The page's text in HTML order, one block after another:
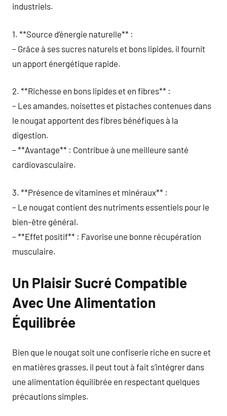
industriels.
1. **Source d’énergie naturelle** :
– Grâce à ses sucres naturels et bons lipides, il fournit
un apport énergétique rapide.
2. **Richesse en bons lipides et en fibres** :
– Les amandes, noisettes et pistaches contenues dans
le nougat apportent des fibres bénéfiques à la
digestion.
– **Avantage** : Contribue à une meilleure santé
cardiovasculaire.
3. **Présence de vitamines et minéraux** :
– Le nougat contient des nutriments essentiels pour le
bien-être général.
– **Effet positif** : Favorise une bonne récupération
musculaire.
Un Plaisir Sucré Compatible
Avec Une Alimentation
Équilibrée
Bien que le nougat soit une confiserie riche en sucre et
en matières grasses, il peut tout à fait s’intégrer dans
une alimentation équilibrée en respectant quelques
précautions simples.